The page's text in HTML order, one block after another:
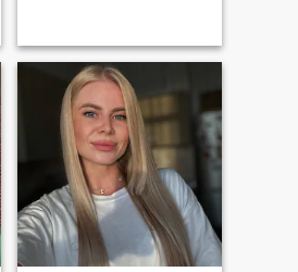
important when you tell each
other the truth. Trust is the
most import